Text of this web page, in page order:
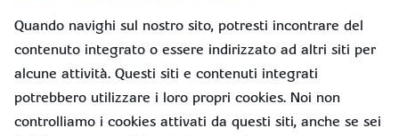
Quando navighi sul nostro sito, potresti incontrare del
contenuto integrato o essere indirizzato ad altri siti per
alcune attività. Questi siti e contenuti integrati
potrebbero utilizzare i loro propri cookies. Noi non
controlliamo i cookies attivati da questi siti, anche se sei